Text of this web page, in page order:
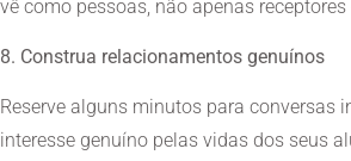
vê como pessoas, não apenas
8. Construa relacionamentos genuínos
Reserve alguns minutos para conversas
interesse genuíno pelas vidas dos seus